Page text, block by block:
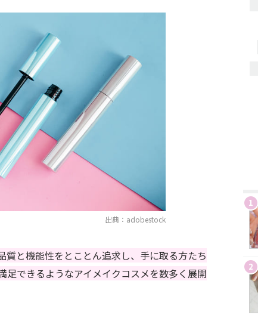
出典：adobestock
質と機能性をとことん追求し、手に取る方たち
できるようなアイメイクコスメを数多く展開
1
2